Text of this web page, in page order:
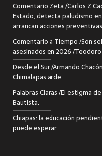
Comentario Zeta /Carlos Z
Estado, detecta paludismo
arrancan acciones
Comentario a Tiempo /Son
asesinados en 2026 /
Desde el Sur /Armando
Chimalapas arde
Palabras Claras /El estigma
Bautista.
Chiapas: la educación
puede esperar